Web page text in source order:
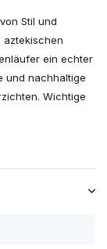
Stil und
aztekischen
ein echter
und nachhaltige
Wichtige